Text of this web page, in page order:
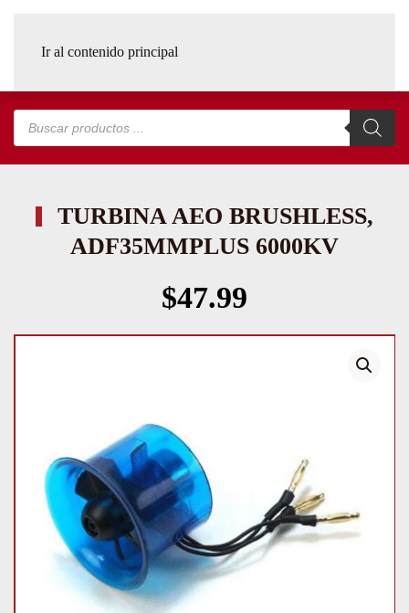
Ir al contenido principal
Búsqueda
productos
TURBINA AEO BRUSHLESS,
ADF35MMPLUS 6000KV
$47.99